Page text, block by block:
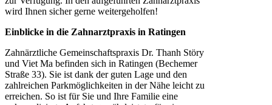
wird Ihnen sicher gerne weitergeholfen!
Einblicke in die Zahnarztpraxis in Ratingen
Zahnärztliche Gemeinschaftspraxis Dr. Thanh Störy
und Viet Ma befinden sich in Ratingen (Bechemer
Straße 33). Sie ist dank der guten Lage und den
zahlreichen Parkmöglichkeiten in der Nähe leicht zu
erreichen. So ist für Sie und Ihre Familie eine